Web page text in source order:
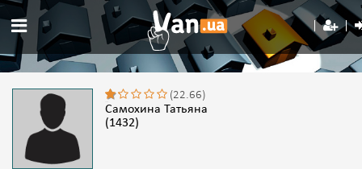
(22.66)
Самохина Татьяна
(1432)